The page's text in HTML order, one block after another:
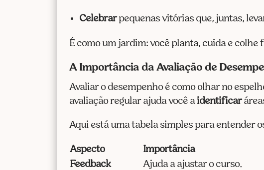
Celebrarpequenas vitórias que, juntas,
É como um jardim: você planta, cuida e colhe
A Importância da Avaliação de
Avaliar o desempenho é como olhar no
avaliação regular ajuda você a identificar
Aqui está uma tabela simples para entender
Aspecto
Importância
Feedback
Ajuda a ajustar o curso.